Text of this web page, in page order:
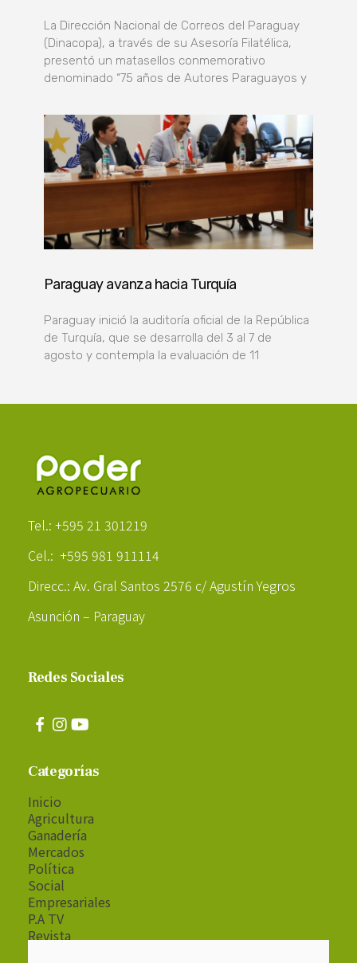
La Dirección Nacional de Correos del Paraguay
(Dinacopa), a través de su Asesoría Filatélica,
presentó un matasellos conmemorativo
denominado “75 años de Autores Paraguayos y
Paraguay avanza hacia Turquía
Paraguay inició la auditoría oficial de la República
de Turquía, que se desarrolla del 3 al 7 de
agosto y contempla la evaluación de 11
Tel.: +595 21 301219
Cel.: +595 981 911114
Direcc.: Av. Gral Santos 2576 c/ Agustín Yegros
Asunción – Paraguay
Redes Sociales
Categorías
Inicio
Agricultura
Ganadería
Mercados
Política
Social
Empresariales
P.A TV
Revista